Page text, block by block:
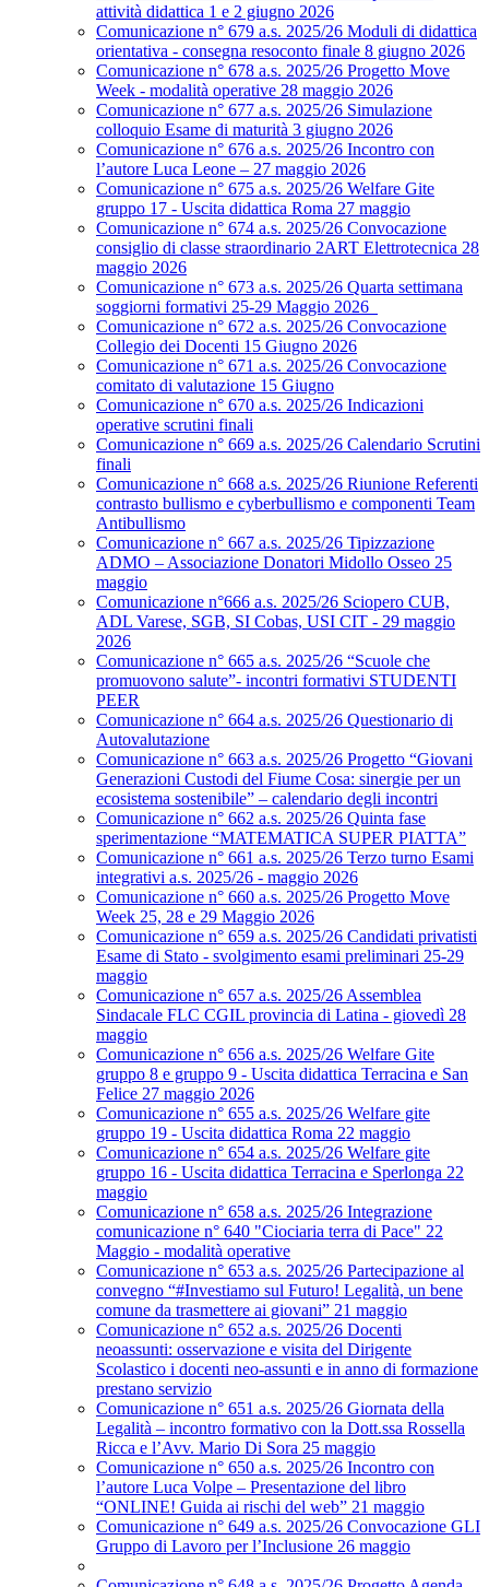
attività didattica 1 e 2 giugno 2026
Comunicazione n° 679 a.s. 2025/26 Moduli di didattica
orientativa - consegna resoconto finale 8 giugno 2026
Comunicazione n° 678 a.s. 2025/26 Progetto Move
Week - modalità operative 28 maggio 2026
Comunicazione n° 677 a.s. 2025/26 Simulazione
colloquio Esame di maturità 3 giugno 2026
Comunicazione n° 676 a.s. 2025/26 Incontro con
l’autore Luca Leone – 27 maggio 2026
Comunicazione n° 675 a.s. 2025/26 Welfare Gite
gruppo 17 - Uscita didattica Roma 27 maggio
Comunicazione n° 674 a.s. 2025/26 Convocazione
consiglio di classe straordinario 2ART Elettrotecnica 28
maggio 2026
Comunicazione n° 673 a.s. 2025/26 Quarta settimana
soggiorni formativi 25-29 Maggio 2026
Comunicazione n° 672 a.s. 2025/26 Convocazione
Collegio dei Docenti 15 Giugno 2026
Comunicazione n° 671 a.s. 2025/26 Convocazione
comitato di valutazione 15 Giugno
Comunicazione n° 670 a.s. 2025/26 Indicazioni
operative scrutini finali
Comunicazione n° 669 a.s. 2025/26 Calendario Scrutini
finali
Comunicazione n° 668 a.s. 2025/26 Riunione Referenti
contrasto bullismo e cyberbullismo e componenti Team
Antibullismo
Comunicazione n° 667 a.s. 2025/26 Tipizzazione
ADMO – Associazione Donatori Midollo Osseo 25
maggio
Comunicazione n°666 a.s. 2025/26 Sciopero CUB,
ADL Varese, SGB, SI Cobas, USI CIT - 29 maggio
2026
Comunicazione n° 665 a.s. 2025/26 “Scuole che
promuovono salute”- incontri formativi STUDENTI
PEER
Comunicazione n° 664 a.s. 2025/26 Questionario di
Autovalutazione
Comunicazione n° 663 a.s. 2025/26 Progetto “Giovani
Generazioni Custodi del Fiume Cosa: sinergie per un
ecosistema sostenibile” – calendario degli incontri
Comunicazione n° 662 a.s. 2025/26 Quinta fase
sperimentazione “MATEMATICA SUPER PIATTA”
Comunicazione n° 661 a.s. 2025/26 Terzo turno Esami
integrativi a.s. 2025/26 - maggio 2026
Comunicazione n° 660 a.s. 2025/26 Progetto Move
Week 25, 28 e 29 Maggio 2026
Comunicazione n° 659 a.s. 2025/26 Candidati privatisti
Esame di Stato - svolgimento esami preliminari 25-29
maggio
Comunicazione n° 657 a.s. 2025/26 Assemblea
Sindacale FLC CGIL provincia di Latina - giovedì 28
maggio
Comunicazione n° 656 a.s. 2025/26 Welfare Gite
gruppo 8 e gruppo 9 - Uscita didattica Terracina e San
Felice 27 maggio 2026
Comunicazione n° 655 a.s. 2025/26 Welfare gite
gruppo 19 - Uscita didattica Roma 22 maggio
Comunicazione n° 654 a.s. 2025/26 Welfare gite
gruppo 16 - Uscita didattica Terracina e Sperlonga 22
maggio
Comunicazione n° 658 a.s. 2025/26 Integrazione
comunicazione n° 640 "Ciociaria terra di Pace" 22
Maggio - modalità operative
Comunicazione n° 653 a.s. 2025/26 Partecipazione al
convegno “#Investiamo sul Futuro! Legalità, un bene
comune da trasmettere ai giovani” 21 maggio
Comunicazione n° 652 a.s. 2025/26 Docenti
neoassunti: osservazione e visita del Dirigente
Scolastico i docenti neo-assunti e in anno di formazione
prestano servizio
Comunicazione n° 651 a.s. 2025/26 Giornata della
Legalità – incontro formativo con la Dott.ssa Rossella
Ricca e l’Avv. Mario Di Sora 25 maggio
Comunicazione n° 650 a.s. 2025/26 Incontro con
l’autore Luca Volpe – Presentazione del libro
“ONLINE! Guida ai rischi del web” 21 maggio
Comunicazione n° 649 a.s. 2025/26 Convocazione GLI
Gruppo di Lavoro per l’Inclusione 26 maggio